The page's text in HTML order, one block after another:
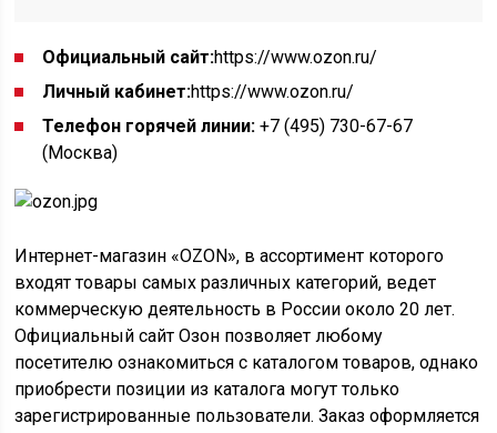
Официальный сайт:https://www.ozon.ru/
Личный кабинет:https://www.ozon.ru/
Телефон горячей линии: +7 (495) 730-67-67
(Москва)
Интернет-магазин «OZON», в ассортимент которого
входят товары самых различных категорий, ведет
коммерческую деятельность в России около 20 лет.
Официальный сайт Озон позволяет любому
посетителю ознакомиться с каталогом товаров, однако
приобрести позиции из каталога могут только
зарегистрированные пользователи. Заказ оформляется